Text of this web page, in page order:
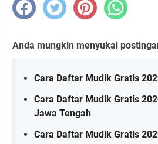
Anda mungkin menyukai
Cara Daftar Mudik Gratis
Cara Daftar Mudik Gratis
Jawa Tengah
Cara Daftar Mudik Gratis